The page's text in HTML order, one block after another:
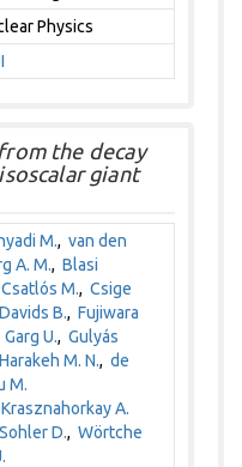
Physics
the decay
giant
M.,van den
A. M.,Blasi
Csatlós M.,Csige
Davids B.,Fujiwara
Garg U.,Gulyás
Harakeh M. N.,de
M.
Krasznahorkay A.
Sohler D.,Wörtche